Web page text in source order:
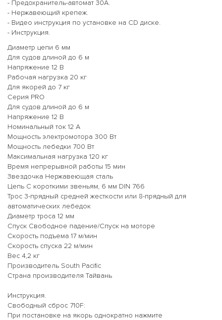
- Предохранитель-автомат 30A.
- Нержавеющий крепеж.
- Видео инструкция по установке на CD диске.
- Инструкция.
Диаметр цепи 6 мм
Для судов длиной до 6 м
Напряжение 12 В
Рабочая нагрузка 20 кг
Для якорей до 7 кг
Серия PRO
Для судов длиной до 6 м
Напряжение 12 В
Номинальный ток 12 А
Мощность электромотора 300 Вт
Мощность лебедки 700 Вт
Максимальная нагрузка 120 кг
Время непрерывной работы 15 мин
Звездочка Нержавеющая сталь
Цепь С короткими звеньям, 6 мм DIN 766
Трос 3-прядный средней жесткости или 8-прядный для
автоматических лебедок
Диаметр троса 12 мм
Спуск Свободное падение/Спуск на моторе
Скорость подъема 17 м/мин
Скорость спуска 22 м/мин
Вес 4,2 кг
Производитель South Pacific
Страна производителя Тайвань
Инструкция.
Свободный сброс 710F:
При постановке на якорь однократно нажмите